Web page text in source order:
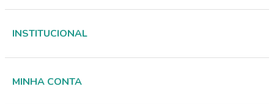
INSTITUCIONAL
MINHA CONTA